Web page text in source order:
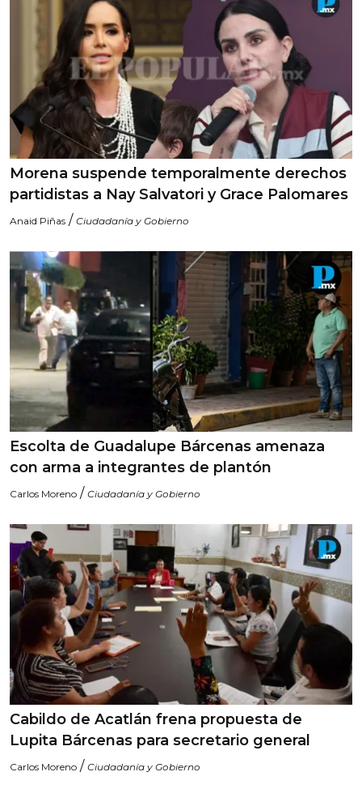
Morena suspende temporalmente derechos
partidistas a Nay Salvatori y Grace Palomares
Anaid Piñas / Ciudadanía y Gobierno
Escolta de Guadalupe Bárcenas amenaza
con arma a integrantes de plantón
Carlos Moreno / Ciudadanía y Gobierno
Cabildo de Acatlán frena propuesta de
Lupita Bárcenas para secretario general
Carlos Moreno / Ciudadanía y Gobierno